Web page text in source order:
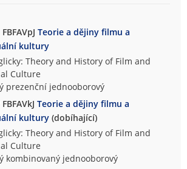
FBFAVpJTeorie a dějiny filmu a
kultury
Theory and History of Film and
Culture
prezenční jednooborový
FBFAVkJTeorie a dějiny filmu a
kultury (dobíhající)
Theory and History of Film and
Culture
kombinovaný jednooborový